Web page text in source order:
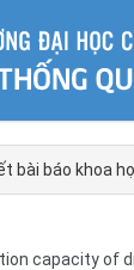
bài báo khoa
capacity of